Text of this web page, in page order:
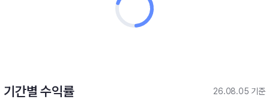
기간별 수익률 26.08.05 기준